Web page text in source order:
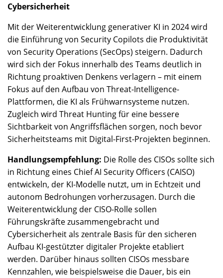
Cybersicherheit
Mit der Weiterentwicklung generativer KI in 2024 wird
die Einführung von Security Copilots die Produktivität
von Security Operations (SecOps) steigern. Dadurch
wird sich der Fokus innerhalb des Teams deutlich in
Richtung proaktiven Denkens verlagern – mit einem
Fokus auf den Aufbau von Threat-Intelligence-
Plattformen, die KI als Frühwarnsysteme nutzen.
Zugleich wird Threat Hunting für eine bessere
Sichtbarkeit von Angriffsflächen sorgen, noch bevor
Sicherheitsteams mit Digital-First-Projekten beginnen.
Handlungsempfehlung: Die Rolle des CISOs sollte sich
in Richtung eines Chief AI Security Officers (CAISO)
entwickeln, der KI-Modelle nutzt, um in Echtzeit und
autonom Bedrohungen vorherzusagen. Durch die
Weiterentwicklung der CISO-Rolle sollen
Führungskräfte zusammengebracht und
Cybersicherheit als zentrale Basis für den sicheren
Aufbau KI-gestützter digitaler Projekte etabliert
werden. Darüber hinaus sollten CISOs messbare
Kennzahlen, wie beispielsweise die Dauer, bis ein